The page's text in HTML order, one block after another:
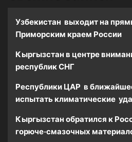
Узбекистан выходит на
Приморским краем России
Кыргызстан в центре
республик СНГ
Республики ЦАР в
испытать климатические
Кыргызстан обратился к
горюче-смазочных